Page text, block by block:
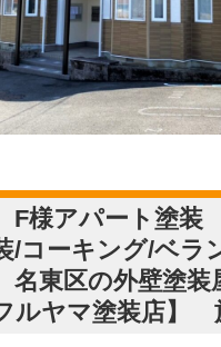
F様アパート塗装
/コーキング/ベラ
名東区の外壁塗装
ルヤマ塗装店】